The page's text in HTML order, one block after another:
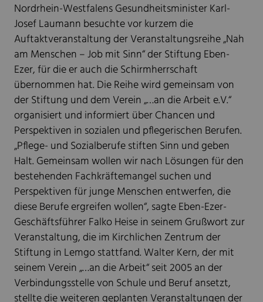
Nordrhein-Westfalens Gesundheitsminister Karl-
Josef Laumann besuchte vor kurzem die
Auftaktveranstaltung der Veranstaltungsreihe „Nah
am Menschen – Job mit Sinn“ der Stiftung Eben-
Ezer, für die er auch die Schirmherrschaft
übernommen hat. Die Reihe wird gemeinsam von
der Stiftung und dem Verein „…an die Arbeit e.V.“
organisiert und informiert über Chancen und
Perspektiven in sozialen und pflegerischen Berufen.
„Pflege- und Sozialberufe stiften Sinn und geben
Halt. Gemeinsam wollen wir nach Lösungen für den
bestehenden Fachkräftemangel suchen und
Perspektiven für junge Menschen entwerfen, die
diese Berufe ergreifen wollen“, sagte Eben-Ezer-
Geschäftsführer Falko Heise in seinem Grußwort zur
Veranstaltung, die im Kirchlichen Zentrum der
Stiftung in Lemgo stattfand. Walter Kern, der mit
seinem Verein „…an die Arbeit“ seit 2005 an der
Verbindungsstelle von Schule und Beruf ansetzt,